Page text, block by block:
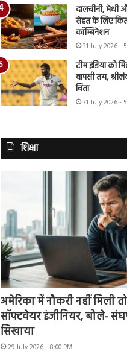
दालचीनी, मेथी
सेहत के लिए
कॉम्बिनेशन
31 July 2026 -
टीम इंडिया को
वापसी तय,
चिंता
31 July 2026 -
शिक्षा
अमेरिका में नौकरी नहीं मिली
सॉफ्टवेयर इंजीनियर, बोले-
सिखाया
29 July 2026 - 8:00 PM